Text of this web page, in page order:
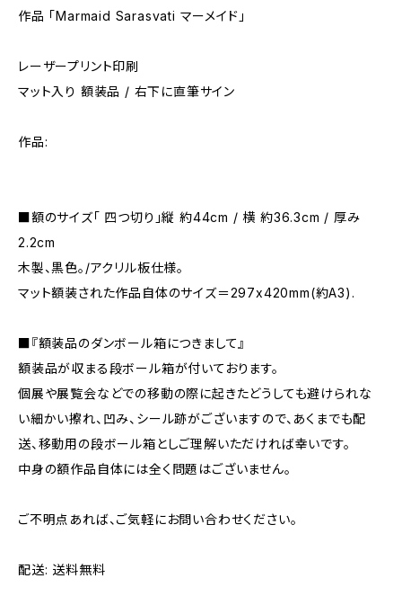
作品 「Marmaid Sarasvati マーメイド」
レーザープリント印刷
マット入り 額装品 / 右下に直筆サイン
作品:
■額のサイズ「 四つ切り」縦 約44cm / 横 約36.3cm / 厚み
2.2cm
木製、黒色。/アクリル板仕様。
マット額装された作品自体のサイズ＝297x420mm(約A3).
■『額装品のダンボール箱につきまして』
額装品が収まる段ボール箱が付いております。
個展や展覧会などでの移動の際に起きたどうしても避けられな
い細かい擦れ、凹み、シール跡がございますので、あくまでも配
送、移動用の段ボール箱としご理解いただければ幸いです。
中身の額作品自体には全く問題はございません。
ご不明点あれば、ご気軽にお問い合わせください。
配送: 送料無料